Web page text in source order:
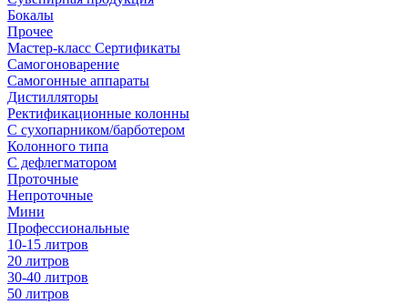
Бокалы
Прочее
Мастер-класс Сертификаты
Самогоноварение
Самогонные аппараты
Дистилляторы
Ректификационные колонны
С сухопарником/барботером
Колонного типа
С дефлегматором
Проточные
Непроточные
Мини
Профессиональные
10-15 литров
20 литров
30-40 литров
50 литров